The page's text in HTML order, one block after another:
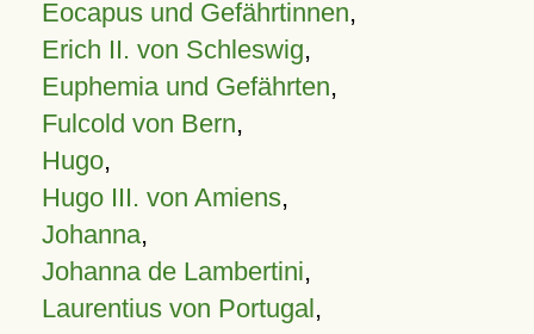
Eocapus und Gefährtinnen,
Erich II. von Schleswig,
Euphemia und Gefährten,
Fulcold von Bern,
Hugo,
Hugo III. von Amiens,
Johanna,
Johanna de Lambertini,
Laurentius von Portugal,